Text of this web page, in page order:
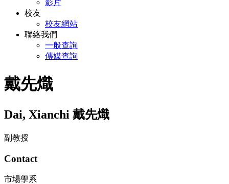
影片
校友
校友網站
聯絡我們
一般查詢
傳媒查詢
戴先熾
Dai, Xianchi 戴先熾
副教授
Contact
市場學系